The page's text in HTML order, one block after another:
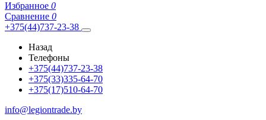
Избранное 0
Сравнение 0
+375(44)737-23-38
Назад
Телефоны
+375(44)737-23-38
+375(33)335-64-70
+375(17)510-64-70
info@legiontrade.by